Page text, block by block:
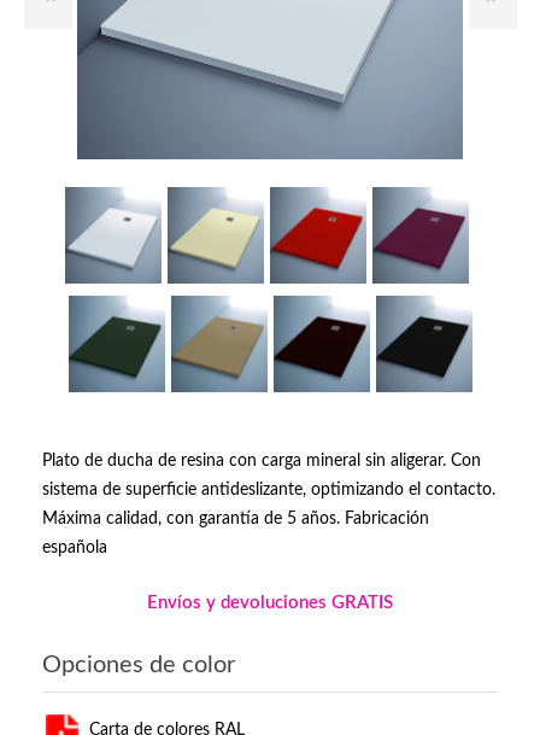
Plato de ducha de resina con carga mineral sin aligerar. Con
sistema de superficie antideslizante, optimizando el contacto.
Máxima calidad, con garantía de 5 años. Fabricación
española
Envíos y devoluciones GRATIS
Opciones de color
Carta de colores RAL